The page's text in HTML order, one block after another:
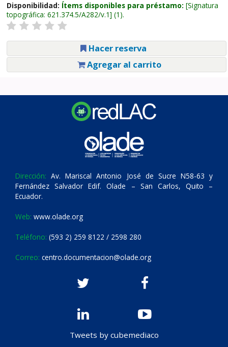
Disponibilidad: Ítems disponibles para préstamo: Signatura
topográfica: 621.374.5/A282/v.1 (1).
Hacer reserva
Agregar al carrito
Dirección: Av. Mariscal Antonio José de Sucre N58-63 y
Fernández Salvador Edif. Olade – San Carlos, Quito –
Ecuador.
Web: www.olade.org
Teléfono: (593 2) 259 8122 / 2598 280
Correo: centro.documentacion@olade.org
Tweets by cubemediaco